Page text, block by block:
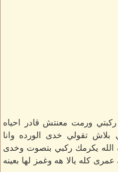
ورمت معنتش قادر احياه
تقولي خدى الورده وانا
يكرمك ركبي بتصوت وخدى
كله يالا هه وغمز لها بعينه